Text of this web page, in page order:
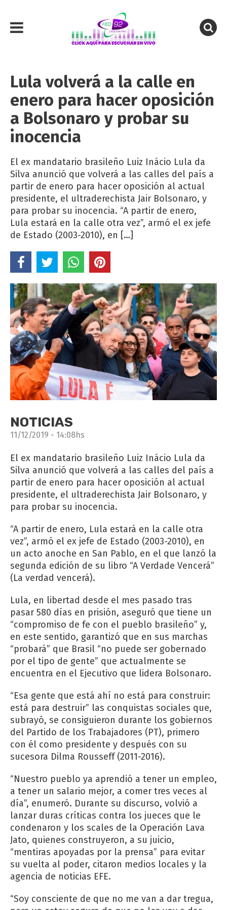
Lula volverá a la calle en
enero para hacer oposición
a Bolsonaro y probar su
inocencia
El ex mandatario brasileño Luiz Inácio Lula da
Silva anunció que volverá a las calles del país a
partir de enero para hacer oposición al actual
presidente, el ultraderechista Jair Bolsonaro, y
para probar su inocencia. “A partir de enero,
Lula estará en la calle otra vez”, armó el ex jefe
de Estado (2003-2010), en […]
NOTICIAS
11/12/2019 - 14:08hs
El ex mandatario brasileño Luiz Inácio Lula da
Silva anunció que volverá a las calles del país a
partir de enero para hacer oposición al actual
presidente, el ultraderechista Jair Bolsonaro, y
para probar su inocencia.
“A partir de enero, Lula estará en la calle otra
vez”, armó el ex jefe de Estado (2003-2010), en
un acto anoche en San Pablo, en el que lanzó la
segunda edición de su libro “A Verdade Vencerá”
(La verdad vencerá).
Lula, en libertad desde el mes pasado tras
pasar 580 días en prisión, aseguró que tiene un
“compromiso de fe con el pueblo brasileño” y,
en este sentido, garantizó que en sus marchas
“probará” que Brasil “no puede ser gobernado
por el tipo de gente” que actualmente se
encuentra en el Ejecutivo que lidera Bolsonaro.
“Esa gente que está ahí no está para construir:
está para destruir” las conquistas sociales que,
subrayó, se consiguieron durante los gobiernos
del Partido de los Trabajadores (PT), primero
con él como presidente y después con su
sucesora Dilma Rousseff (2011-2016).
“Nuestro pueblo ya aprendió a tener un empleo,
a tener un salario mejor, a comer tres veces al
día”, enumeró. Durante su discurso, volvió a
lanzar duras críticas contra los jueces que le
condenaron y los scales de la Operación Lava
Jato, quienes construyeron, a su juicio,
“mentiras apoyadas por la prensa” para evitar
su vuelta al poder, citaron medios locales y la
agencia de noticias EFE.
“Soy consciente de que no me van a dar tregua,